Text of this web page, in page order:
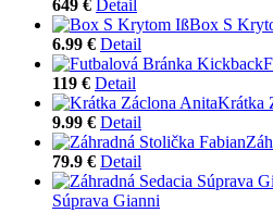
649 € Detail
Box S
6.99 € Detail
119 € Detail
Krátka
9.99 € Detail
79.9 € Detail
Súprava Gianni